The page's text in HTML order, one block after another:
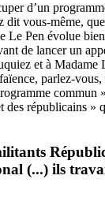
d’un
dit vous-même,
Le Pen évolue
de lancer un
et à Madame
parlez-
des républicains »
(...) ils